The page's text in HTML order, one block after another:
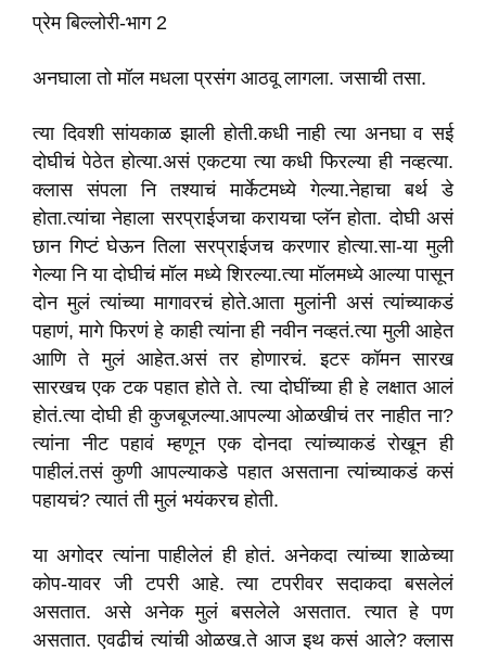
प्रेम बिल्लोरी-भाग 2
अनघाला तो मॉल मधला प्रसंग आठवू लागला. जसाची तसा.
त्या दिवशी सांयकाळ झाली होती.कधी नाही त्या अनघा व सई
दोघीचं पेठेत होत्या.असं एकटया त्या कधी फिरल्या ही नव्हत्या.
क्लास संपला नि तश्याचं मार्केटमध्ये गेल्या.नेहाचा बर्थ डे
होता.त्यांचा नेहाला सरप्राईजचा करायचा प्लॅन होता. दोघी असं
छान गिप्टं घेऊन तिला सरप्राईजच करणार होत्या.सा-या मुली
गेल्या नि या दोघीचं मॉल मध्ये शिरल्या.त्या मॉलमध्ये आल्या पासून
दोन मुलं त्यांच्या मागावरचं होते.आता मुलांनी असं त्यांच्याकडं
पहाणं, मागे फिरणं हे काही त्यांना ही नवीन नव्हतं.त्या मुली आहेत
आणि ते मुलं आहेत.असं तर होणारचं. इटस्‍ कॉमन सारख
सारखच एक टक पहात होते ते. त्या दोघींच्या ही हे लक्षात आलं
होतं.त्या दोघी ही कुजबूजल्या.आपल्या ओळखीचं तर नाहीत ना?
त्यांना नीट पहावं म्हणून एक दोनदा त्यांच्याकडं रोखून ही
पाहीलं.तसं कुणी आपल्याकडे पहात असताना त्यांच्याकडं कसं
पहायचं? त्यातं ती मुलं भयंकरच होती.
या अगोदर त्यांना पाहीलेलं ही होतं. अनेकदा त्यांच्या शाळेच्या
कोप-यावर जी टपरी आहे. त्या टपरीवर सदाकदा बसलेलं
असतात. असे अनेक मुलं बसलेले असतात. त्यात हे पण
असतात. एवढीचं त्यांची ओळख.ते आज इथ कसं आले? क्लास